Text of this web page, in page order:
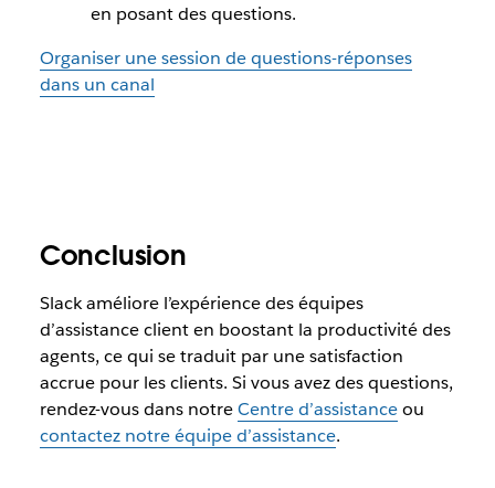
en posant des questions.
Organiser une session de questions-réponses
dans un canal
Conclusion
Slack améliore l’expérience des équipes
d’assistance client en boostant la productivité des
agents, ce qui se traduit par une satisfaction
accrue pour les clients. Si vous avez des questions,
rendez-vous dans notreCentre d’assistanceou
contactez notre équipe d’assistance.